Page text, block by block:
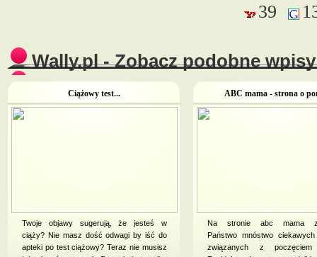
39
Wally.pl - Zobacz podobne
Ciążowy test...
Twoje objawy sugerują, że jesteś w
ciąży? Nie masz dość odwagi by iść do
apteki po test ciążowy? Teraz nie musisz
ABC mama - strona o
Na stronie abc mama
Państwo mnóstwo
związanych z poczęciem